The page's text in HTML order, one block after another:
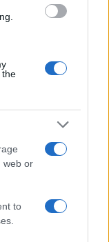
the
web or
to
και της
σορτσάκι
Ισαάκ –
της Μήλου
το
μπάνιο